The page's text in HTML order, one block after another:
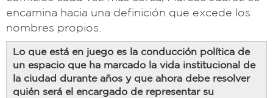
encamina hacia una definición que excede los
nombres propios.
Lo que está en juego es la conducción política de
un espacio que ha marcado la vida institucional de
la ciudad durante años y que ahora debe resolver
quién será el encargado de representar su